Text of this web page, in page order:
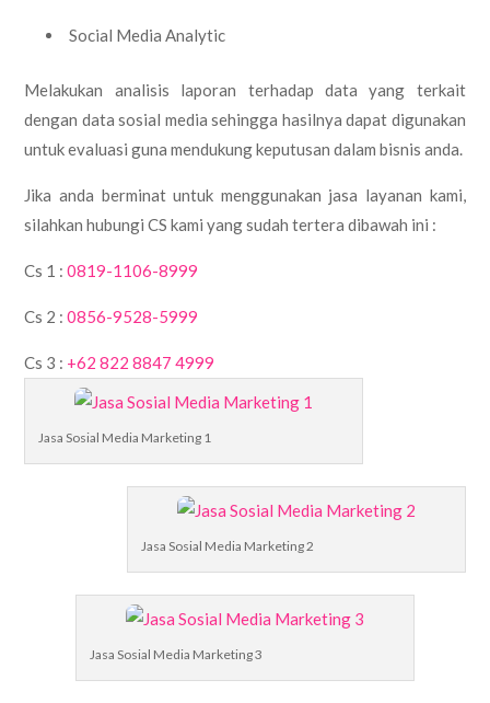
Social Media Analytic
Melakukan analisis laporan terhadap data yang terkait
dengan data sosial media sehingga hasilnya dapat digunakan
untuk evaluasi guna mendukung keputusan dalam bisnis anda.
Jika anda berminat untuk menggunakan jasa layanan kami,
silahkan hubungi CS kami yang sudah tertera dibawah ini :
Cs 1 :0819-1106-8999
Cs 2 :0856-9528-5999
Cs 3 : +62 822 8847 4999
Jasa Sosial Media Marketing 1
Jasa Sosial Media Marketing 2
Jasa Sosial Media Marketing 3